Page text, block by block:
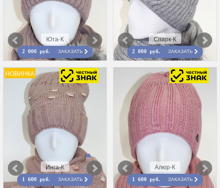
Юта-К
2 000 руб. ЗАКАЗАТЬ
Спарк-К
2 000 руб. ЗАКАЗАТЬ
НОВИНКА
Инга-К
1 600 руб. ЗАКАЗАТЬ
Алюр-К
1 600 руб. ЗАКАЗАТЬ